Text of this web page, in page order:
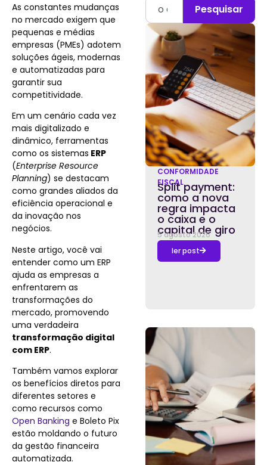
As constantes mudanças
no mercado exigem que
pequenas e médias
empresas (PMEs) adotem
soluções ágeis, modernas
e automatizadas para
garantir sua
competitividade.
Em um cenário cada vez
mais digitalizado e
dinâmico, ferramentas
como os sistemas ERP
(Enterprise Resource
Planning) se destacam
como grandes aliados da
eficiência operacional e
da inovação nos
negócios.
Neste artigo, você vai
entender como um ERP
ajuda as empresas a
enfrentarem as
transformações do
mercado, promovendo
uma verdadeira
transformação digital
com ERP.
Também vamos explorar
os benefícios diretos para
diferentes setores e
como recursos como
Open Banking e Boleto Pix
estão moldando o futuro
da gestão financeira
automatizada.
Pesquisar
CONFORMIDADE
FISCAL
Split payment:
como a nova
regra impacta
o caixa e o
capital de giro
5 agosto 2026
ler post